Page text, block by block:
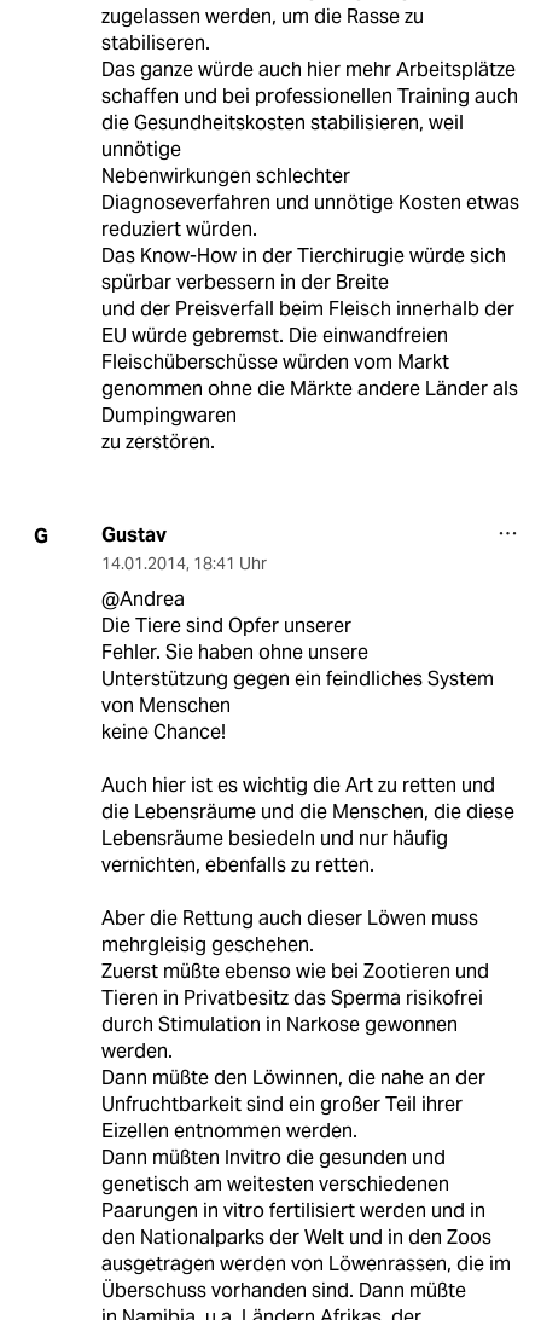
zugelassen werden, um die Rasse zu
stabiliseren.
Das ganze würde auch hier mehr Arbeitsplätze
schaffen und bei professionellen Training auch
die Gesundheitskosten stabilisieren, weil
unnötige
Nebenwirkungen schlechter
Diagnoseverfahren und unnötige Kosten etwas
reduziert würden.
Das Know-How in der Tierchirugie würde sich
spürbar verbessern in der Breite
und der Preisverfall beim Fleisch innerhalb der
EU würde gebremst. Die einwandfreien
Fleischüberschüsse würden vom Markt
genommen ohne die Märkte andere Länder als
Dumpingwaren
zu zerstören.
G Gustav
14.01.2014, 18:41 Uhr
@Andrea
Die Tiere sind Opfer unserer
Fehler. Sie haben ohne unsere
Unterstützung gegen ein feindliches System
von Menschen
keine Chance!
Auch hier ist es wichtig die Art zu retten und
die Lebensräume und die Menschen, die diese
Lebensräume besiedeln und nur häufig
vernichten, ebenfalls zu retten.
Aber die Rettung auch dieser Löwen muss
mehrgleisig geschehen.
Zuerst müßte ebenso wie bei Zootieren und
Tieren in Privatbesitz das Sperma risikofrei
durch Stimulation in Narkose gewonnen
werden.
Dann müßte den Löwinnen, die nahe an der
Unfruchtbarkeit sind ein großer Teil ihrer
Eizellen entnommen werden.
Dann müßten Invitro die gesunden und
genetisch am weitesten verschiedenen
Paarungen in vitro fertilisiert werden und in
den Nationalparks der Welt und in den Zoos
ausgetragen werden von Löwenrassen, die im
Überschuss vorhanden sind. Dann müßte